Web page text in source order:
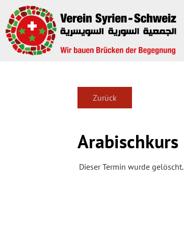
Zurück
Arabischkurs
Dieser Termin wurde gelöscht.